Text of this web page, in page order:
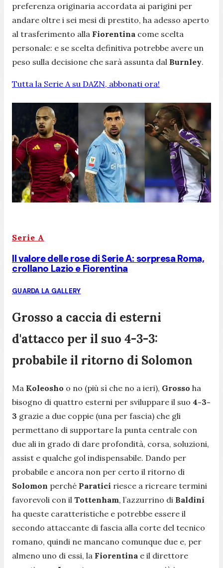
preferenza originaria accordata ai parigini per
andare oltre i sei mesi di prestito, ha adesso aperto
al trasferimento alla Fiorentina come scelta
personale: e se scelta definitiva potrebbe avere un
peso sulla decisione che sarà assunta dal Burnley.
Tutta la Serie A su DAZN, abbonati ora!
Serie A
Il valore delle rose di Serie A: sorpresa Roma,
crollano Lazio e Fiorentina
GUARDA LA GALLERY
Grosso a caccia di esterni
d'attacco per il suo 4-3-3:
probabile il ritorno di Solomon
Ma Koleosho o no (più sì che no a ieri), Grosso ha
bisogno di quattro esterni per sviluppare il suo 4-3-
3 grazie a due coppie (una per fascia) che gli
permettano di supportare la punta centrale con
due ali in grado di dare profondità, corsa, soluzioni,
assist e qualche gol indispensabile. Dando per
probabile e ancora non per certo il ritorno di
Solomon perché Paratici riesce a ricreare termini
favorevoli con il Tottenham, l’azzurrino di Baldini
ha queste caratteristiche e potrebbe essere il
secondo attaccante di fascia alla corte del tecnico
romano, quindi ne mancano comunque due e, per
almeno uno di essi, la Fiorentina e il direttore